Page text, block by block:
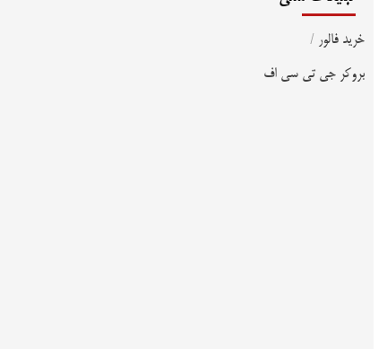
خرید فالور /
بروکر جی تی سی اف